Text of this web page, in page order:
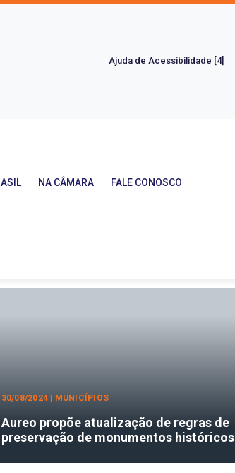
Ajuda de Acessibilidade [4]
NA CÂMARA FALE CONOSCO
30/08/2024 | MUNICÍPIOS
Aureo propõe atualização de regras de
preservação de monumentos históricos